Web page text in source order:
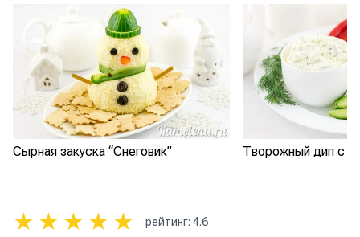
Сырная закуска “Снеговик” Творожный дип с
★ ★ ★ ★ ★ рейтинг: 4.6